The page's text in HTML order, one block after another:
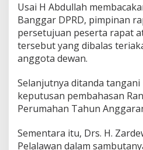
Usai H Abdullah
Banggar DPRD, pimpinan
persetujuan peserta rapat
tersebut yang dibalas
anggota dewan.
Selanjutnya ditanda
keputusan pembahasan
Perumahan Tahun
Sementara itu, Drs. H.
Pelalawan dalam